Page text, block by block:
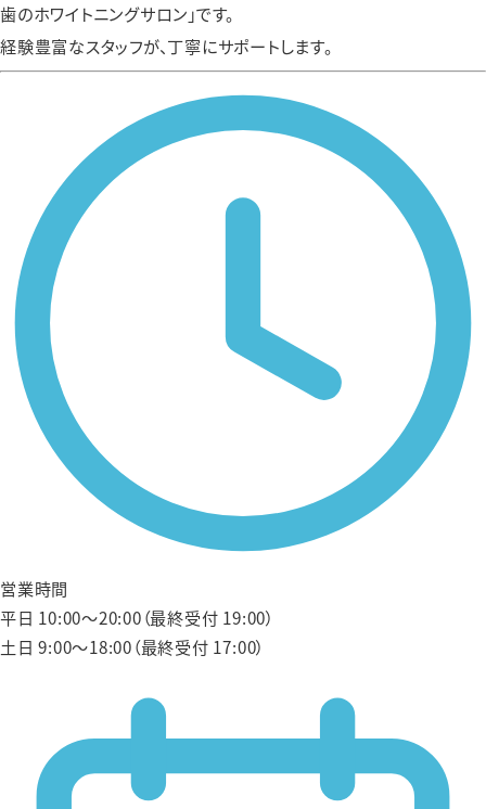
歯のホワイトニングサロン」です。
経験豊富なスタッフが、丁寧にサポートします。
営業時間
平日 10:00〜20:00（最終受付 19:00）
土日 9:00〜18:00（最終受付 17:00）